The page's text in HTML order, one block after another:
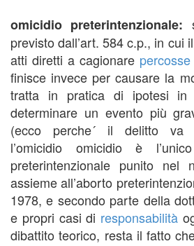
omicidio preterintenzionale:
previsto dall’art. 584 c.p., in cui
atti diretti a cagionare percosse
finisce invece per causare la
tratta in pratica di ipotesi
determinare un evento più
(ecco perche´ il delitto va
l’omicidio omicidio è
preterintenzionale punito nel
assieme all’aborto
1978, e secondo parte della
e propri casi di responsabilità
dibattito teorico, resta il fatto